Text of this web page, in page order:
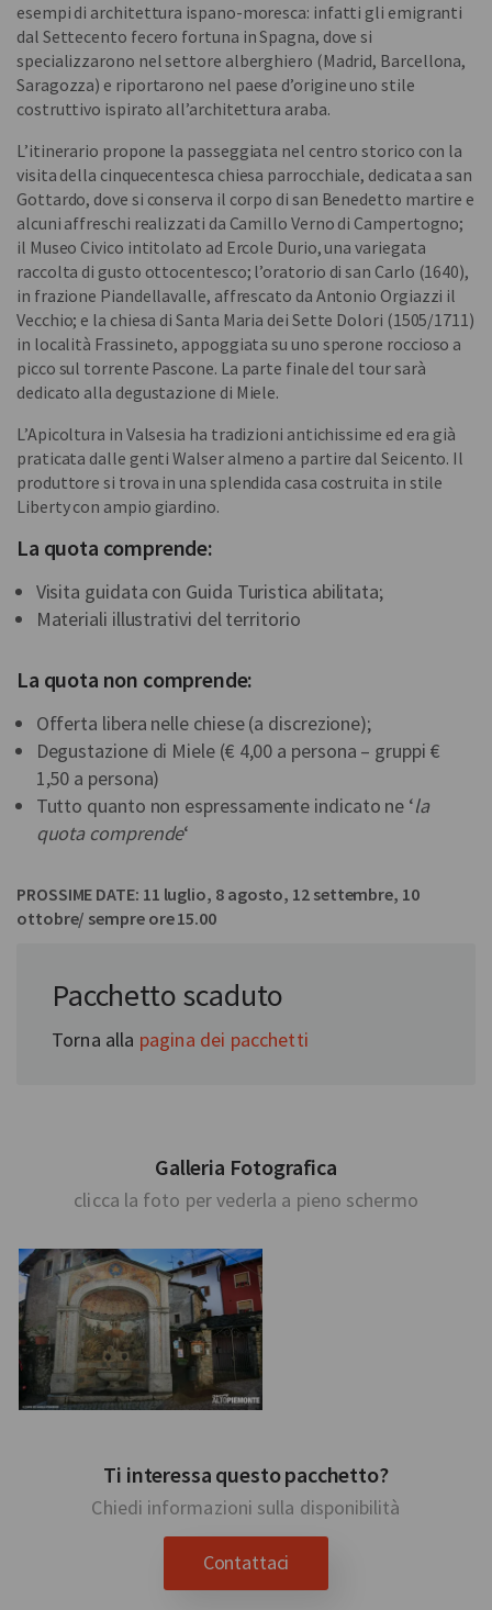
esempi di architettura ispano-moresca: infatti gli emigranti
dal Settecento fecero fortuna in Spagna, dove si
specializzarono nel settore alberghiero (Madrid, Barcellona,
Saragozza) e riportarono nel paese d’origine uno stile
costruttivo ispirato all’architettura araba.
L’itinerario propone la passeggiata nel centro storico con la
visita della cinquecentesca chiesa parrocchiale, dedicata a san
Gottardo, dove si conserva il corpo di san Benedetto martire e
alcuni affreschi realizzati da Camillo Verno di Campertogno;
il Museo Civico intitolato ad Ercole Durio, una variegata
raccolta di gusto ottocentesco; l’oratorio di san Carlo (1640),
in frazione Piandellavalle, affrescato da Antonio Orgiazzi il
Vecchio; e la chiesa di Santa Maria dei Sette Dolori (1505/1711)
in località Frassineto, appoggiata su uno sperone roccioso a
picco sul torrente Pascone. La parte finale del tour sarà
dedicato alla degustazione di Miele.
L’Apicoltura in Valsesia ha tradizioni antichissime ed era già
praticata dalle genti Walser almeno a partire dal Seicento. Il
produttore si trova in una splendida casa costruita in stile
Liberty con ampio giardino.
La quota comprende:
Visita guidata con Guida Turistica abilitata;
Materiali illustrativi del territorio
La quota non comprende:
Offerta libera nelle chiese (a discrezione);
Degustazione di Miele (€ 4,00 a persona – gruppi €
1,50 a persona)
Tutto quanto non espressamente indicato ne ‘la
quota comprende‘
PROSSIME DATE: 11 luglio, 8 agosto, 12 settembre, 10
ottobre/ sempre ore 15.00
Discovery Alto Piemonte
Pacchetto scaduto
Torna alla pagina dei pacchetti
Galleria Fotografica
clicca la foto per vederla a pieno schermo
Ti interessa questo pacchetto?
Chiedi informazioni sulla disponibilità
Contattaci